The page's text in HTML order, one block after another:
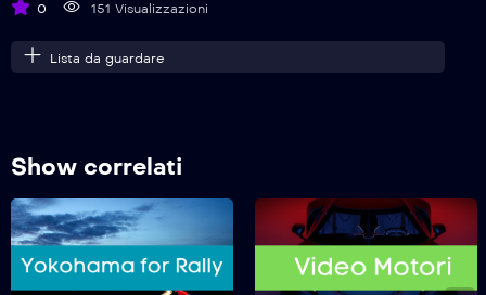
Safe Drive – 254^ Puntata
0 151 Visualizzazioni
Lista da guardare
Show correlati